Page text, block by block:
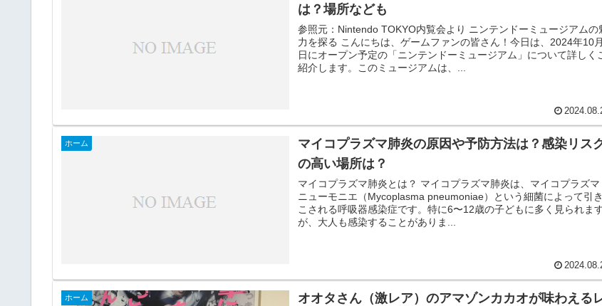
は？場所なども
参照元：Nintendo TOKYO内覧会より ニンテンドーミュージアムの
力を探る こんにちは、ゲームファンの皆さん！今日は、2024年10
日にオープン予定の「ニンテンドーミュージアム」について詳しく
紹介します。このミュージアムは、...
ホーム
マイコプラズマ肺炎の原因や予防方法は？感染リス
の高い場所は？
マイコプラズマ肺炎とは？ マイコプラズマ肺炎は、マイコプラズマ
ニューモニエ（Mycoplasma pneumoniae）という細菌によって引
こされる呼吸器感染症です。特に6〜12歳の子どもに多く見られま
が、大人も感染することがありま...
ホーム
オオタさん（激レア）のアマゾンカカオが味わえる